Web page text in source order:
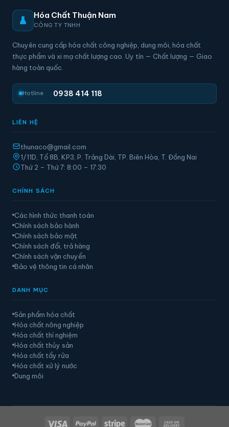
Hóa Chất Thuận Nam
CÔNG TY TNHH
Chuyên cung cấp hóa chất công nghiệp, dung môi, hóa chất
thực phẩm và xi mạ chất lượng cao. Uy tín — Chất lượng — Giao
hàng toàn quốc.
Hotline 0938 414 118
LIÊN HỆ
thunaco@gmail.com
1/11D, Tổ 8B, KP3, P. Trảng Dài, TP. Biên Hòa, T. Đồng Nai
Thứ 2 – Thứ 7: 8:00 – 17:30
CHÍNH SÁCH
Các hình thức thanh toán
Chính sách bảo hành
Chính sách bảo mật
Chính sách đổi, trả hàng
Chính sách vận chuyển
Bảo vệ thông tin cá nhân
DANH MỤC
Sản phẩm hóa chất
Hóa chất nông nghiệp
Hóa chất thí nghiệm
Hóa chất thủy sản
Hóa chất tẩy rửa
Hóa chất xử lý nước
Dung môi